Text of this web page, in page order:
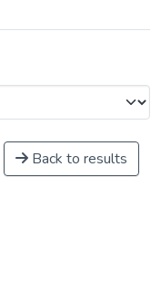
Back to results